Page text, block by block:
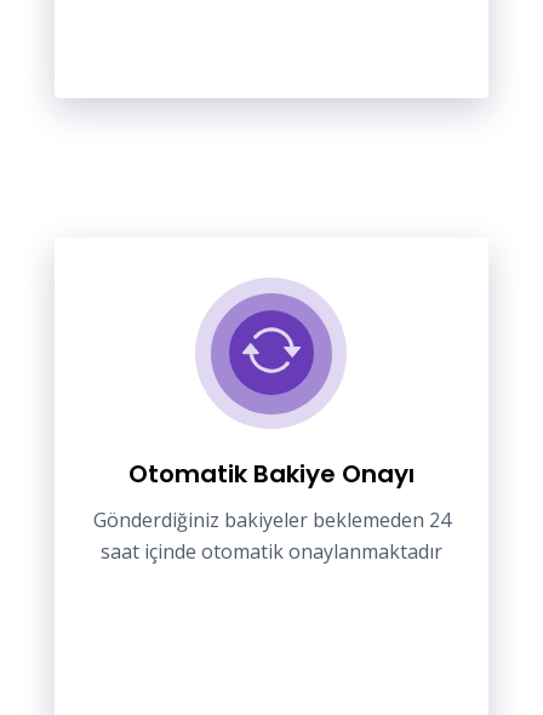
Otomatik Bakiye Onayı
Gönderdiğiniz bakiyeler beklemeden 24
saat içinde otomatik onaylanmaktadır